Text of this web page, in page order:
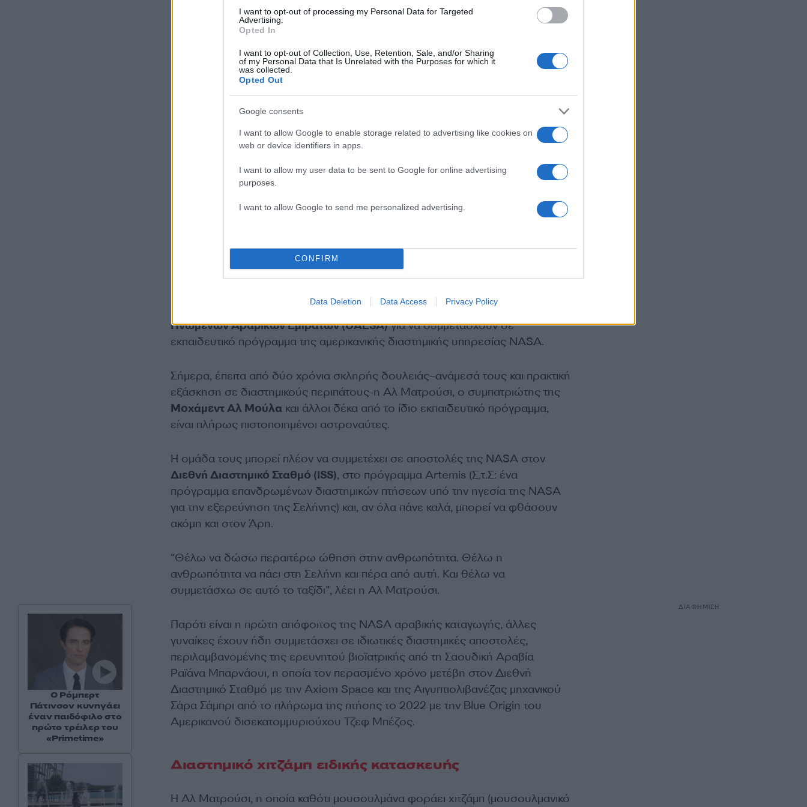
I want to opt-out of processing my Personal Data for Targeted
Advertising.
Opted In
I want to opt-out of Collection, Use, Retention, Sale, and/or Sharing
of my Personal Data that Is Unrelated with the Purposes for which it
was collected.
Opted Out
Google consents
I want to allow Google to enable storage related to advertising like cookies on
web or device identifiers in apps.
I want to allow my user data to be sent to Google for online advertising
purposes.
I want to allow Google to send me personalized advertising.
CONFIRM
Data Deletion Data Access Privacy Policy
Η Αλ Ματρούσι,μηχανολόγος μηχανικόςη οποία έχει εργαστεί στην
πετρελαϊκή βιομηχανία, ήταν μια από τις δύο υποψήφιες γυναίκες
αστροναύτες που επιλέγησαν το 2021 από τηΔιαστημική Υπηρεσία των
Ηνωμένων Αραβικών Εμιράτων (UAESA)για να συμμετάσχουν σε
εκπαιδευτικό πρόγραμμα της αμερικανικής διαστημικής υπηρεσίας NASA.
Σήμερα, έπειτα από δύο χρόνια σκληρής δουλειάς–ανάμεσά τους και πρακτική
εξάσκηση σε διαστημικούς περιπάτους-η Αλ Ματρούσι, ο συμπατριώτης της
Μοχάμεντ Αλ Μούλακαι άλλοι δέκα από το ίδιο εκπαιδευτικό πρόγραμμα,
είναι πλήρως πιστοποιημένοι αστροναύτες.
Η ομάδα τους μπορεί πλέον να συμμετέχει σε αποστολές της NASA στον
Διεθνή Διαστημικό Σταθμό (ISS), στο πρόγραμμα Artemis (Σ.τ.Σ: ένα
πρόγραμμα επανδρωμένων διαστημικών πτήσεων υπό την ηγεσία της NASA
για την εξερεύνηση της Σελήνης) και, αν όλα πάνε καλά, μπορεί να φθάσουν
ακόμη και στον Άρη.
“Θέλω να δώσω περαιτέρω ώθηση στην ανθρωπότητα. Θέλω η
ανθρωπότητα να πάει στη Σελήνη και πέρα από αυτή. Και θέλω να
συμμετάσχω σε αυτό το ταξίδι”, λέει η Αλ Ματρούσι.
Παρότι είναι η πρώτη απόφοιτος της NASA αραβικής καταγωγής, άλλες
γυναίκες έχουν ήδη συμμετάσχει σε ιδιωτικές διαστημικές αποστολές,
περιλαμβανομένης της ερευνητού βιοϊατρικής από τη Σαουδική Αραβία
Ραϊάνα Μπαρνάουι, η οποία τον περασμένο χρόνο μετέβη στον Διεθνή
Διαστημικό Σταθμό με την Axiom Space και της Αιγυπτιολιβανέζας μηχανικού
Σάρα Σάμπρι από το πλήρωμα της πτήσης το 2022 με την Blue Origin του
Αμερικανού δισεκατομμυριούχου Τζεφ Μπέζος.
Διαστημικό χιτζάμπ ειδικής κατασκευής
Η Αλ Ματρούσι, η οποία καθότι μουσουλμάνα φοράει χιτζάμπ (μουσουλμανικό
Ο Ρόμπερτ
Πάτινσον κυνηγάει
έναν παιδόφιλο στο
πρώτο τρέιλερ του
«Primetime»
ΔΙΑΦΗΜΙΣΗ